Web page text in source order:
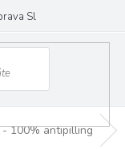
Slovensko a EU
- 100% antipilling